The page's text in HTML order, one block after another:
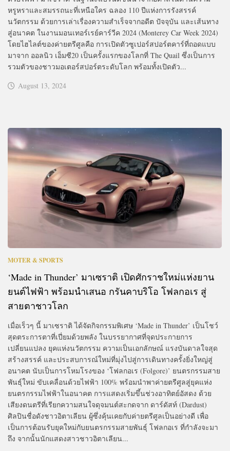
หรูหราและสมรรถนะที่เหนือใคร ฉลอง 110 ปีแห่งการรังสรรค์
นวัตกรรม ด้วยการเล่าเรื่องความสำเร็จจากอดีต ปัจจุบัน และเส้นทาง
สู่อนาคต ในงานมอนเทอร์เรย์คาร์วีค 2024 (Monterey Car Week 2024)
โดยไฮไลต์ของค่ายตรีศูลคือ การเปิดตัวซูเปอร์สปอร์ตคาร์ที่ถอดแบบ
มาจาก ออลนิว เอ็มซี20 เป็นครั้งแรกของโลกที่ The Quail ซึ่งเป็นการ
รวมตัวของชาวมอเตอร์สปอร์ตระดับโลก พร้อมทั้งเปิดตัว...
August 13, 2024
MOTER & SPORTS
‘Made in Thunder’ มาเซราติ เปิดศักราชใหม่แห่งยาน
ยนต์ไฟฟ้า พร้อมนำเสนอ กรันคาบริโอ โฟลกอเร สู่
สายตาชาวโลก
เมื่อเร็วๆ นี้ มาเซราติ ได้จัดกิจกรรมพิเศษ ‘Made in Thunder’ เป็นโชว์
สุดตระการตาที่เปี่ยมด้วยพลัง ในบรรยากาศที่จุดประกายการ
เปลี่ยนแปลง ยุคแห่งนวัตกรรม ความเป็นเอกลักษณ์ แรงบันดาลใจสุด
สร้างสรรค์ และประสบการณ์ใหม่ที่มุ่งไปสู่การเดินทางครั้งยิ่งใหญ่สู่
อนาคต นับเป็นการโหมโรงของ ‘โฟลกอเร (Folgore)’ ยนตรกรรมสาย
พันธุ์ใหม่ ขับเคลื่อนด้วยไฟฟ้า 100% พร้อมนำพาค่ายตรีศูลสู่ยุคแห่ง
ยนตรกรรมไฟฟ้าในอนาคต การแสดงเริ่มขึ้นช่วงอาทิตย์อัสดง ด้วย
เสียงดนตรีที่เรียกความสนใจดุจมนต์สะกดจาก ดาร์ดัสท์ (Dardust)
ศิลปินชื่อดังชาวอิตาเลียน ผู้ซึ่งคุ้นเคยกับค่ายตรีศูลเป็นอย่างดี เพื่อ
เป็นการต้อนรับยุคใหม่กับยนตรกรรมสายพันธุ์ โฟลกอเร ที่กำลังจะมา
ถึง จากนั้นนักแสดงสาวชาวอิตาเลียน...